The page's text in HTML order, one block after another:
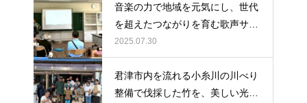
音楽の力で地域を元気にし、世代
を超えたつながりを育む歌声サロ
ンに、ぜひ皆様のお力をお貸しく
ださい。
2025.07.30
君津市内を流れる小糸川の川べり
整備で伐採した竹を、美しい光へ